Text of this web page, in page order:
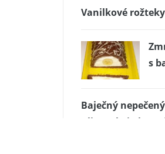
Vanilkové rožteky
s
Baječný
Klinovskej